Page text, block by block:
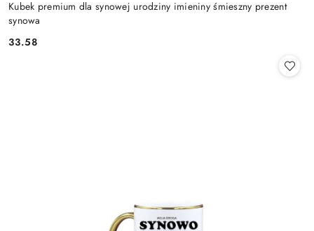
Kubek premium dla synowej urodziny imieniny śmieszny prezent
synowa
Cena:
33.58